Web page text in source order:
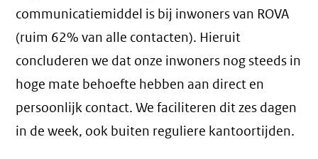
communicatiemiddel is bij inwoners van ROVA
(ruim 62% van alle contacten). Hieruit
concluderen we dat onze inwoners nog steeds in
hoge mate behoefte hebben aan direct en
persoonlijk contact. We faciliteren dit zes dagen
in de week, ook buiten reguliere kantoortijden.